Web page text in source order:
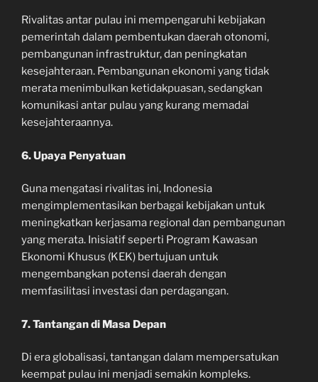
Rivalitas antar pulau ini mempengaruhi kebijakan
pemerintah dalam pembentukan daerah otonomi,
pembangunan infrastruktur, dan peningkatan
kesejahteraan. Pembangunan ekonomi yang tidak
merata menimbulkan ketidakpuasan, sedangkan
komunikasi antar pulau yang kurang memadai
kesejahteraannya.
6. Upaya Penyatuan
Guna mengatasi rivalitas ini, Indonesia
mengimplementasikan berbagai kebijakan untuk
meningkatkan kerjasama regional dan pembangunan
yang merata. Inisiatif seperti Program Kawasan
Ekonomi Khusus (KEK) bertujuan untuk
mengembangkan potensi daerah dengan
memfasilitasi investasi dan perdagangan.
7. Tantangan di Masa Depan
Di era globalisasi, tantangan dalam mempersatukan
keempat pulau ini menjadi semakin kompleks.